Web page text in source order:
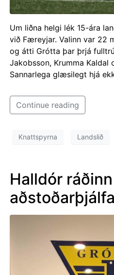
Um liðna helgi lék 15-ára
við Færeyjar. Valinn var 22
og átti Grótta þar þrjá
Jakobsson, Krumma Kaldal
Sannarlega glæsilegt hjá
Continue reading
Knattspyrna Landslið
Halldór ráðinn